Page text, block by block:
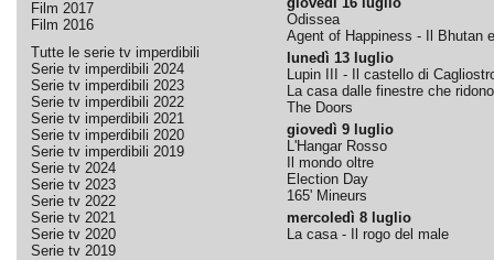
Film 2017
Film 2016
Tutte le serie tv imperdibili
Serie tv imperdibili 2024
Serie tv imperdibili 2023
Serie tv imperdibili 2022
Serie tv imperdibili 2021
Serie tv imperdibili 2020
Serie tv imperdibili 2019
Serie tv 2024
Serie tv 2023
Serie tv 2022
Serie tv 2021
Serie tv 2020
Serie tv 2019
Odissea
Agent of Happiness - Il Bhutan
lunedì 13 luglio
Lupin III - Il castello di
La casa dalle finestre che ridono
The Doors
giovedì 9 luglio
L'Hangar Rosso
Il mondo oltre
Election Day
165' Mineurs
mercoledì 8 luglio
La casa - Il rogo del male